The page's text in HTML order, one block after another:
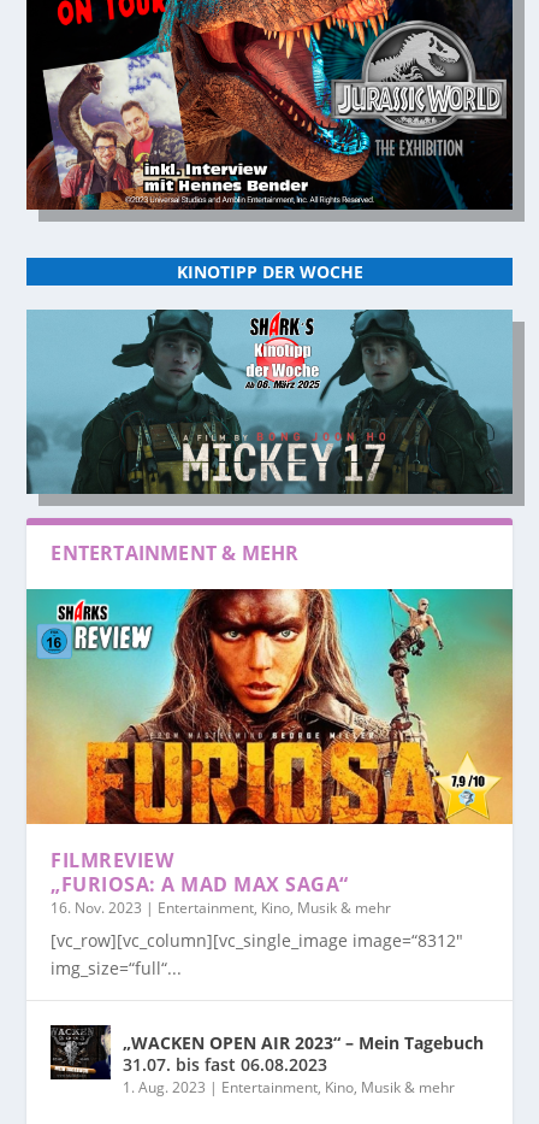
KINOTIPP DER WOCHE
ENTERTAINMENT & MEHR
FILMREVIEW
„FURIOSA: A MAD MAX SAGA“
16. Nov. 2023 | Entertainment, Kino, Musik & mehr
[vc_row][vc_column][vc_single_image image=“8312″
img_size=“full“...
„WACKEN OPEN AIR 2023“ – Mein Tagebuch
31.07. bis fast 06.08.2023
1. Aug. 2023 | Entertainment, Kino, Musik & mehr